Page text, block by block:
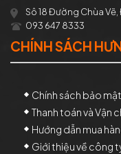
Sô 18 Đường Chùa Vẽ,
093 647 8333
CHÍNH SÁCH
Chính sách bảo mật
Thanh toán và Vận
Hướng dẫn mua
Giới thiệu về công